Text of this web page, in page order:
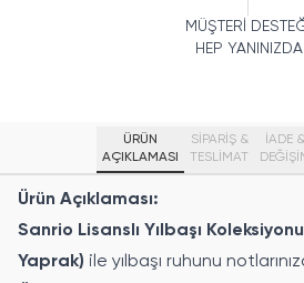
MÜŞTERİ
HEP YANINIZDA
ÜRÜN
AÇIKLAMASI
SİPARİŞ &
TESLİMAT
İADE &
Ürün Açıklaması:
Sanrio Lisanslı Yılbaşı
Yaprak) ile yılbaşı ruhunu